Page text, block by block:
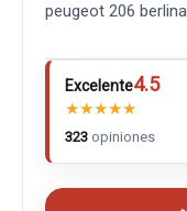
peugeot 206
Excelente4.5
★★★★★
323 opiniones